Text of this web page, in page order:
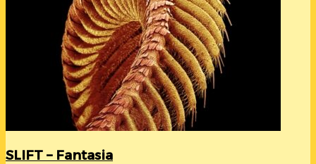
SLIFT – Fantasia